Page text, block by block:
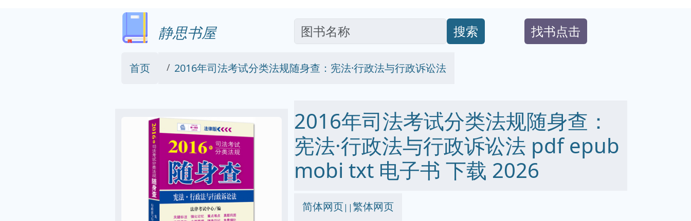
静思书屋 搜索 找书点击
首页 2016年司法考试分类法规随身查：宪法·行政法与行政诉讼法
2016年司法考试分类法规随身查：
宪法·行政法与行政诉讼法 pdf epub
mobi txt 电子书 下载 2026
简体网页||繁体网页